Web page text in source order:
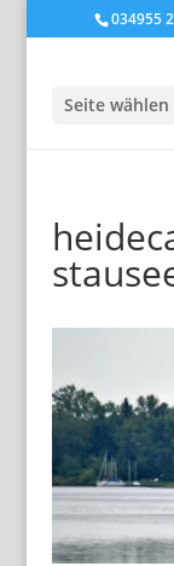
034955
Seite wählen